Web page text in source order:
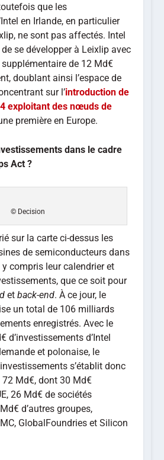
que les
en Irlande, en particulier
ne sont pas affectés. Intel
se développer à Leixlip avec
de 12 Md€
doublant ainsi l’espace de
sur l’introduction de
exploitant des nœuds de
première en Europe.
dans le cadre
Act ?
© Decision
sur la carte ci-dessus les
de semiconducteurs dans
y compris leur calendrier et
que ce soit pour
etback-end. À ce jour, le
un total de 106 milliards
enregistrés. Avec le
d’investissements d’Intel
et polonaise, le
s’établit donc
Md€, dont 30 Md€
26 Md€ de sociétés
d’autres groupes,
GlobalFoundries et Silicon